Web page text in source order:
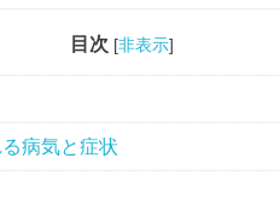
目次 [非表示]
病気と症状